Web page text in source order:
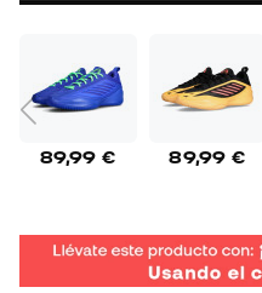
89,99 € 89,99 €